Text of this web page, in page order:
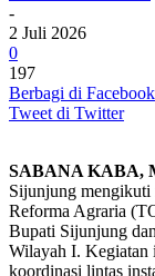
-
2 Juli 2026
0
197
Berbagi di Facebook
Tweet di Twitter
SABANA KABA,
Sijunjung mengikuti
Reforma Agraria
Bupati Sijunjung
Wilayah I. Kegiatan
koordinasi lintas